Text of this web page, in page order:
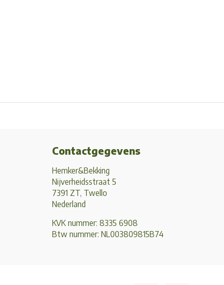
Contactgegevens
Hemker&Bekking
Nijverheidsstraat 5
7391 ZT, Twello
Nederland
KVK nummer: 8335 6908
Btw nummer: NL003809815B74